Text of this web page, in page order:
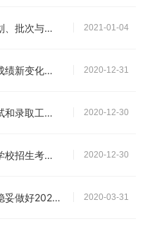
2021-01-04
广东省2021年夏季高考招生计划、批次与分数线如何设置？5问答详解看过来！
2020-12-31
广东省2021年夏季高考考试与成绩新变化看这里
2020-12-30
广东省2021年普通高校招生考试和录取工作实施方案解读30问
2020-12-30
重磅！广东省2021年普通高等学校招生考试和录取工作实施方案公布
2020-03-31
教育部关于应对新冠肺炎疫情 稳妥做好2020年全国普通高校招生工作的通知